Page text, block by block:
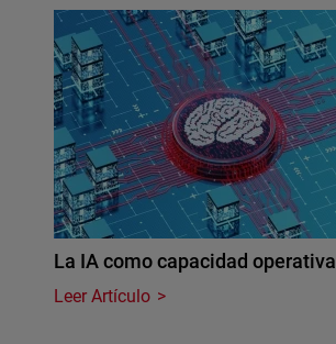
La IA como capacidad operativa
Leer Artículo